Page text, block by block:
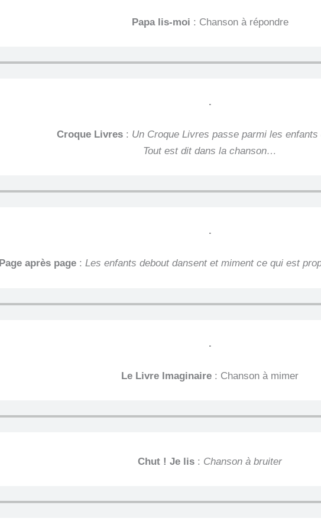
Papa lis-moi : Chanson à répondre
.
Croque Livres: Un Croque Livres passe parmi les enfants
Tout est dit dans la chanson…
.
Page après page: Les enfants debout dansent et miment ce qui est
.
Le Livre Imaginaire : Chanson à mimer
Chut ! Je lis : Chanson à bruiter